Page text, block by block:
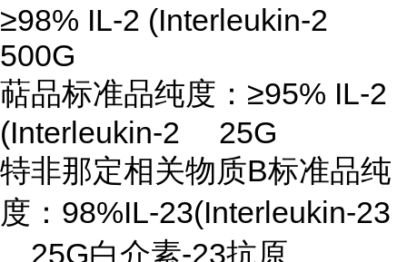
≥98% IL-2 (Interleukin-2
500G
萜品标准品纯度： ≥95% IL-2
(Interleukin-2 25G
特非那定相关物质B标准品纯
度：98%IL-23(Interleukin-23
25G白介素-23抗原